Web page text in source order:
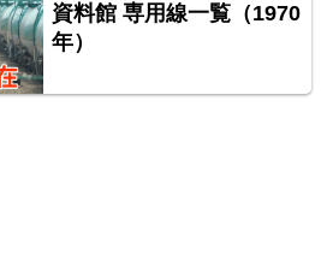
資料館 専用線一覧（1970
年）